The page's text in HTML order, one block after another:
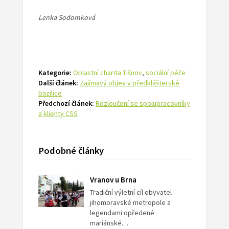
Lenka Sodomková
Kategorie: Oblastní charita Tišnov, sociální péče
Další článek: Zajímavý objev v předklášterské
bazilice
Předchozí článek: Rozloučení se spolupracovníky
a klienty CSS
Podobné články
Vranov u Brna
Tradiční výletní cíl obyvatel
jihomoravské metropole a
legendami opředené
mariánské…